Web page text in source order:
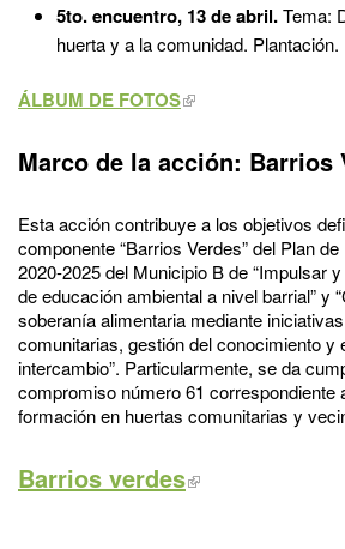
5to. encuentro, 13 de abril.Tema:
huerta y a la comunidad. Plantación.
ÁLBUM DE FOTOS
Marco de la acción: Barrios
Esta acción contribuye a los objetivos
componente “Barrios Verdes” del Plan
2020-2025 del Municipio B de “Impulsar
de educación ambiental a nivel barrial” y
soberanía alimentaria mediante
comunitarias, gestión del conocimiento y
intercambio”. Particularmente, se da
compromiso número 61 correspondiente
formación en huertas comunitarias y
Barrios verdes